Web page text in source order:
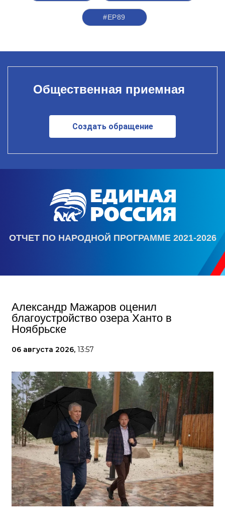
#ЕР89
Общественная приемная
Создать обращение
ОТЧЕТ ПО НАРОДНОЙ ПРОГРАММЕ 2021-2026
Александр Мажаров оценил
благоустройство озера Ханто в
Ноябрьске
06 августа 2026, 13:57